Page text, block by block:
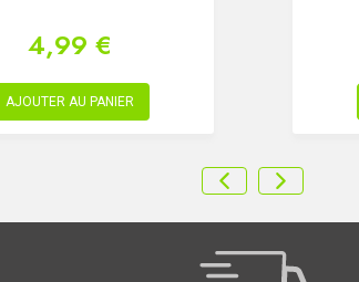
4,99 €
AJOUTER AU PANIER